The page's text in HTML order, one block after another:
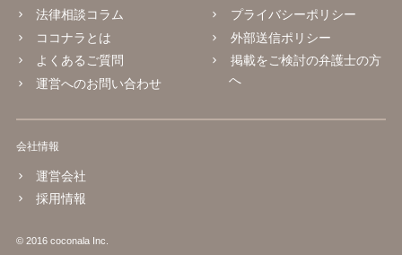
法律相談コラム
ココナラとは
よくあるご質問
運営へのお問い合わせ
プライバシーポリシー
外部送信ポリシー
掲載をご検討の弁護士の方
へ
会社情報
運営会社
採用情報
© 2016 coconala Inc.